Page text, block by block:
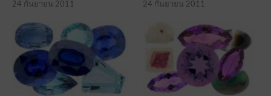
24 กันยายน 2011 24 กันยายน 2011